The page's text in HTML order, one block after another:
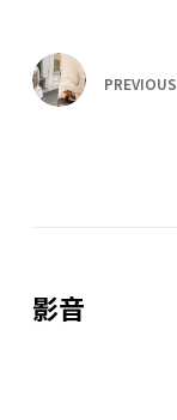
PREVIOUS
影音